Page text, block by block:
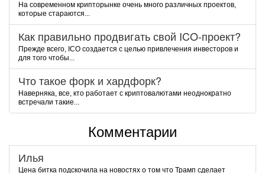
На современном крипторынке очень много различных проектов,
которые стараются...
Как правильно продвигать свой ICO-проект?
Прежде всего, ICO создается с целью привлечения инвесторов и
для того чтобы...
Что такое форк и хардфорк?
Наверняка, все, кто работает с криптовалютами неоднократно
встречали такие...
Комментарии
Илья
Цена битка подскочила на новостях о том что Трамп сделает